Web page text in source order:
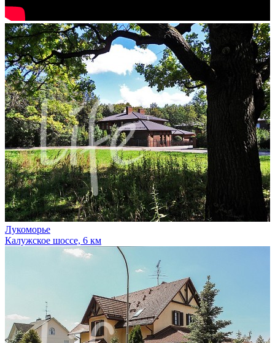
Лукоморье
Калужское шоссе, 6 км